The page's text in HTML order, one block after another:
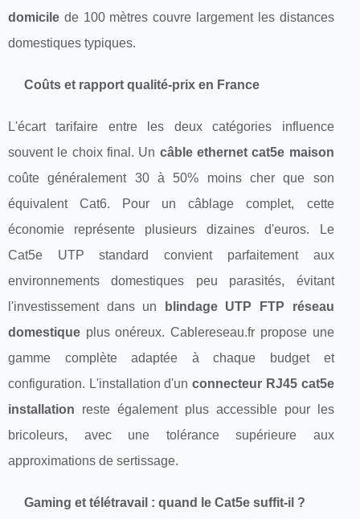
domicile de 100 mètres couvre largement les distances
domestiques typiques.
Coûts et rapport qualité-prix en France
L'écart tarifaire entre les deux catégories influence
souvent le choix final. Un câble ethernet cat5e maison
coûte généralement 30 à 50% moins cher que son
équivalent Cat6. Pour un câblage complet, cette
économie représente plusieurs dizaines d'euros. Le
Cat5e UTP standard convient parfaitement aux
environnements domestiques peu parasités, évitant
l'investissement dans un
blindage UTP FTP réseau
domestique plus onéreux. Cablereseau.fr propose une
gamme complète adaptée à chaque budget et
configuration. L'installation d'unconnecteur RJ45 cat5e
installation reste également plus accessible pour les
bricoleurs, avec une tolérance supérieure aux
approximations de sertissage.
Gaming et télétravail : quand le Cat5e suffit-il ?